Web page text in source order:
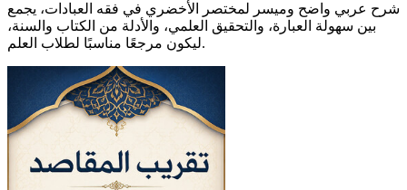
شرح عربي واضح وميسر لمختصر الأخضري في فقه العبادات، يجمع
بين سهولة العبارة، والتحقيق العلمي، والأدلة من الكتاب والسنة،
ليكون مرجعًا مناسبًا لطلاب العلم.